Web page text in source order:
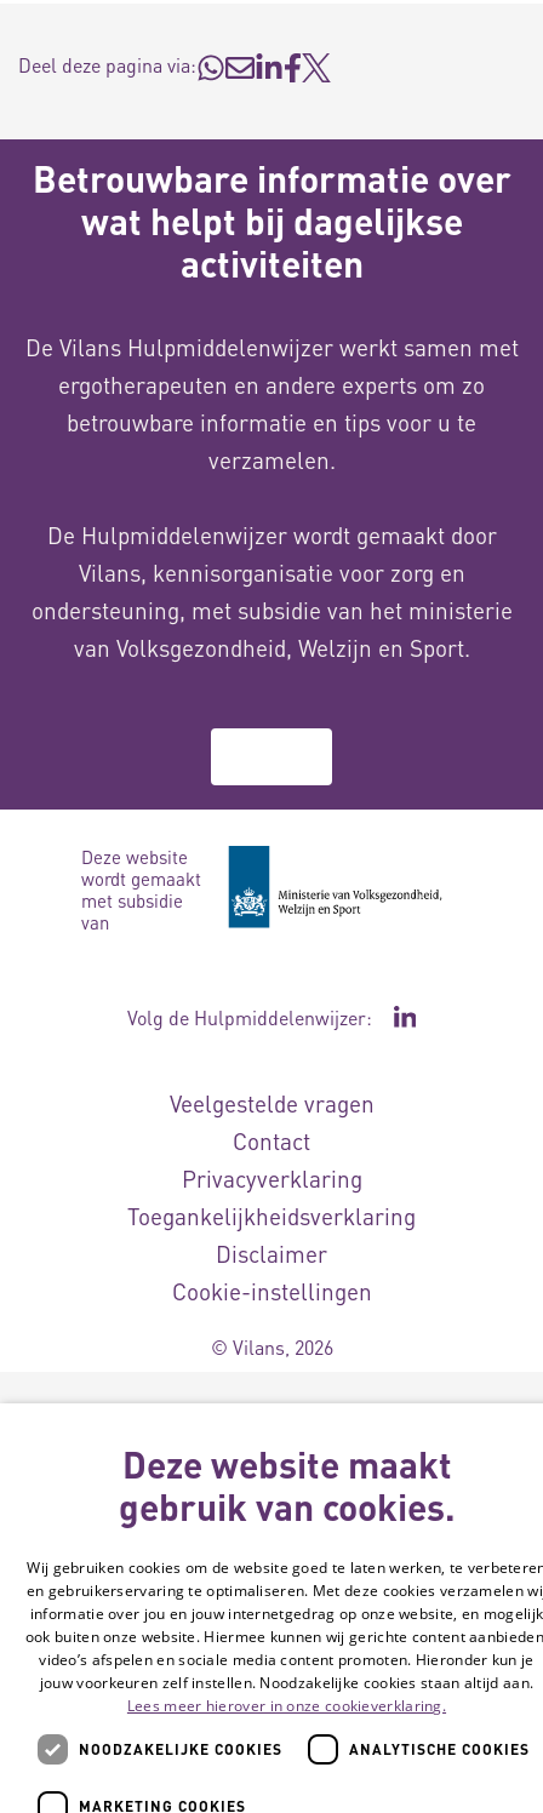
Deel deze pagina via:
Betrouwbare informatie over
wat helpt bij dagelijkse
activiteiten
De Vilans Hulpmiddelenwijzer werkt samen met
ergotherapeuten en andere experts om zo
betrouwbare informatie en tips voor u te
verzamelen.
De Hulpmiddelenwijzer wordt gemaakt door
Vilans, kennisorganisatie voor zorg en
ondersteuning, met subsidie van het ministerie
van Volksgezondheid, Welzijn en Sport.
Deze website
wordt gemaakt
met subsidie
van
Volg de Hulpmiddelenwijzer: Ga naar de
Veelgestelde vragen
Contact
Privacyverklaring
Toegankelijkheidsverklaring
Disclaimer
Cookie-instellingen
© Vilans, 2026
Deze website maakt
gebruik van cookies.
Wij gebruiken cookies om de website goed te laten werken, te
en gebruikerservaring te optimaliseren. Met deze cookies verzamelen
informatie over jou en jouw internetgedrag op onze website, en mogelijk
ook buiten onze website. Hiermee kunnen wij gerichte content
video’s afspelen en sociale media content promoten. Hieronder kun je
jouw voorkeuren zelf instellen. Noodzakelijke cookies staan altijd aan.
Lees meer hierover in onze cookieverklaring.
NOODZAKELIJKE COOKIES ANALYTISCHE COOKIES
MARKETING COOKIES